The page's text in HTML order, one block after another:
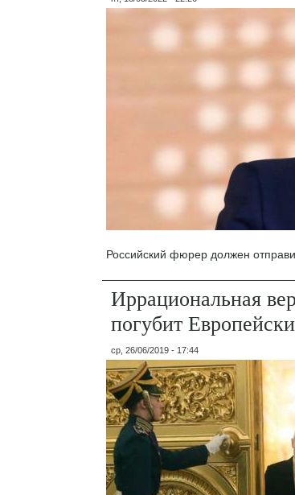
Российский фюрер должен
Иррациональная
погубит
ср, 26/06/2019 - 17:44